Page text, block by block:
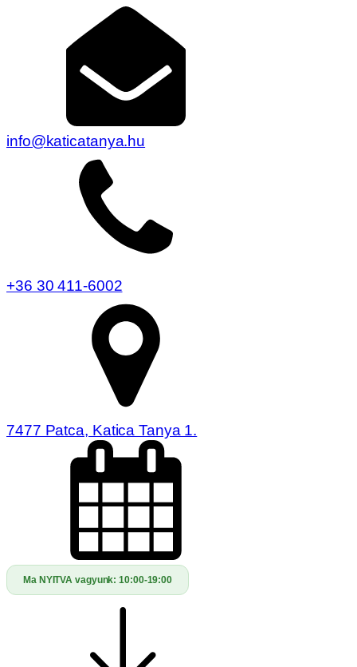
info@katicatanya.hu
+36 30 411-6002
7477 Patca, Katica Tanya 1.
Ma NYITVA vagyunk:10:00-19:00